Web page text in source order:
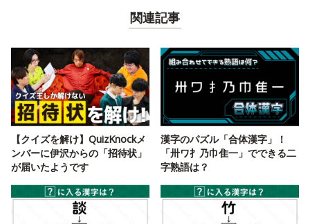
関連記事
【クイズを解け】QuizKnockメ
ンバーに伊沢からの「招待状」
が届いたようです
漢字のパズル「合体漢字」！
「卅ワ扌乃巾隹一」でできる二
字熟語は？